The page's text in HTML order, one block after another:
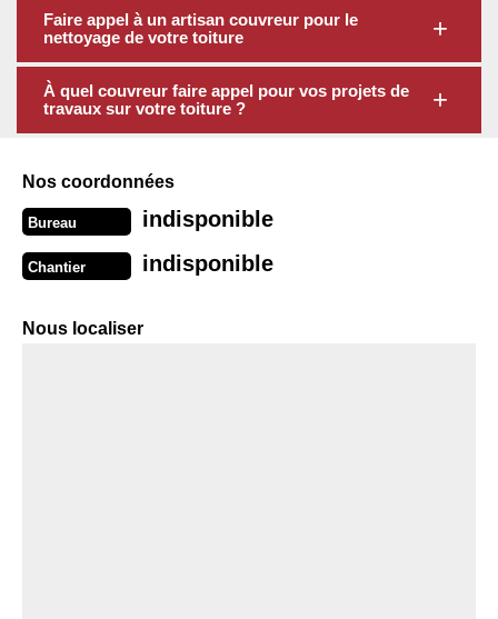
Faire appel à un artisan couvreur pour le
nettoyage de votre toiture
À quel couvreur faire appel pour vos projets de
travaux sur votre toiture ?
Nos coordonnées
Bureau indisponible
Chantier indisponible
Nous localiser